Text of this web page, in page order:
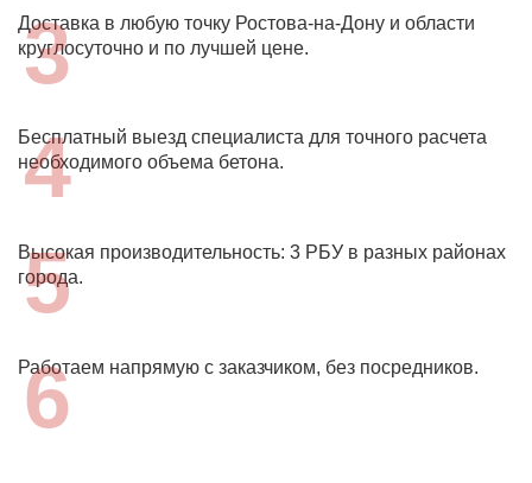
3
Доставка в любую точку Ростова-на-Дону и области
круглосуточно и по лучшей цене.
4
Бесплатный выезд специалиста для точного расчета
необходимого объема бетона.
5
Высокая производительность: 3 РБУ в разных районах
города.
6
Работаем напрямую с заказчиком, без посредников.